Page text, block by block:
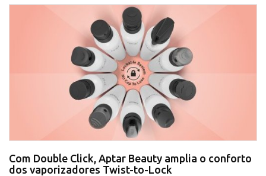
Com Double Click, Aptar Beauty amplia o conforto
dos vaporizadores Twist-to-Lock